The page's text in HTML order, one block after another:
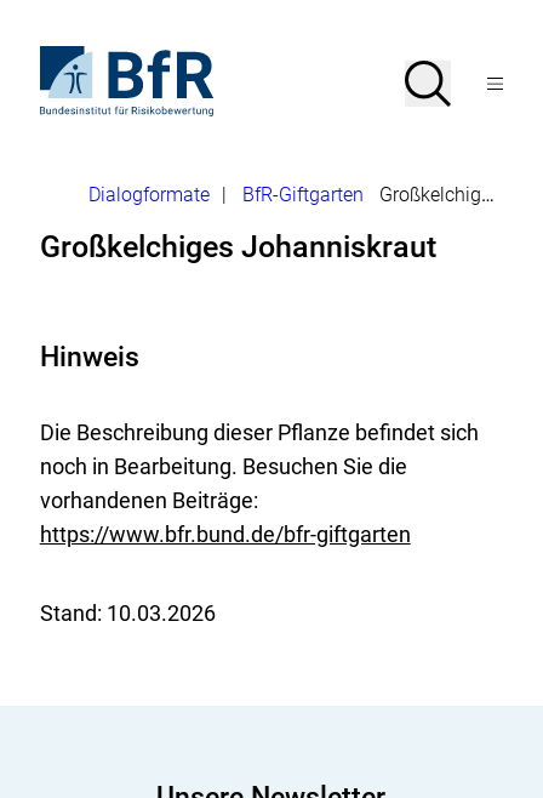
Seiteninhalt
springenStartseite
von
Suche
SucheMenü
Brotkrumennavigation
Dialogformate BfR-Giftgarten Großkelchiges Johanniskraut
Großkelchiges Johanniskraut
Hinweis
Die Beschreibung dieser Pflanze befindet sich
noch in Bearbeitung. Besuchen Sie die
vorhandenen Beiträge:
E
t
https://www.bfr.bund.de/bfr-giftgarten
Stand: 10.03.2026